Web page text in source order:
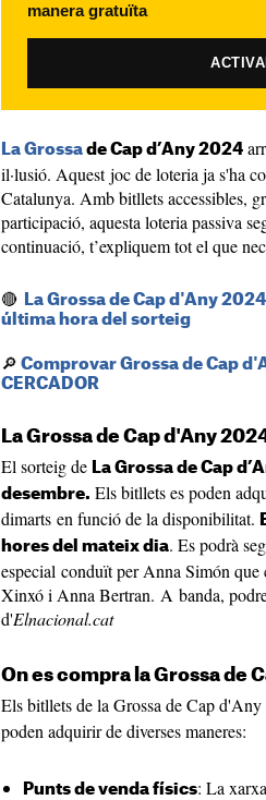
manera gratuïta
La Grossa de Cap d’Any 2024
il·lusió. Aquest joc de loteria ja s'ha
Catalunya. Amb bitllets accessibles,
participació, aquesta loteria passiva
continuació, t’expliquem tot el que
🔴
La Grossa de Cap d'Any
última hora del sorteig
🔎 Comprovar Grossa de Cap
CERCADOR
La Grossa de Cap d'Any
El sorteig de La Grossa de Cap
desembre. Els bitllets es poden
dimarts en funció de la disponibilitat.
hores del mateix dia. Es podrà
especial conduït per Anna Simón que
Xinxó i Anna Bertran. A banda,
d'Elnacional.cat
On es compra la Grossa de
Els bitllets de la Grossa de Cap
poden adquirir de diverses maneres:
Punts de venda físics: La